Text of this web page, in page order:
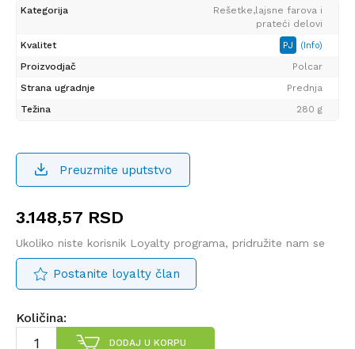
Kategorija
Rešetke,lajsne farova i
prateći delovi
Kvalitet
PJ (Info)
Proizvodjač
Polcar
Strana ugradnje
Prednja
Težina
280 g
Preuzmite uputstvo
3.148,57 RSD
Ukoliko niste korisnik Loyalty programa, pridružite nam se
Postanite loyalty član
Količina:
DODAJ U KORPU